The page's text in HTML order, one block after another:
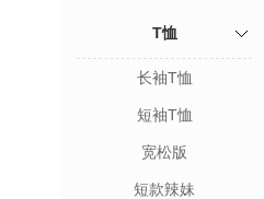
T恤
长袖T恤
短袖T恤
宽松版
短款辣妹